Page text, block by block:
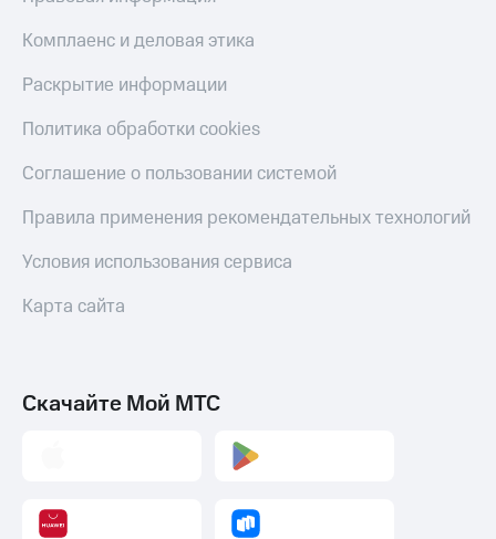
Комплаенс и деловая этика
Раскрытие информации
Политика обработки cookies
Соглашение о пользовании системой
Правила применения рекомендательных технологий
Условия использования сервиса
Карта сайта
Скачайте Мой МТС